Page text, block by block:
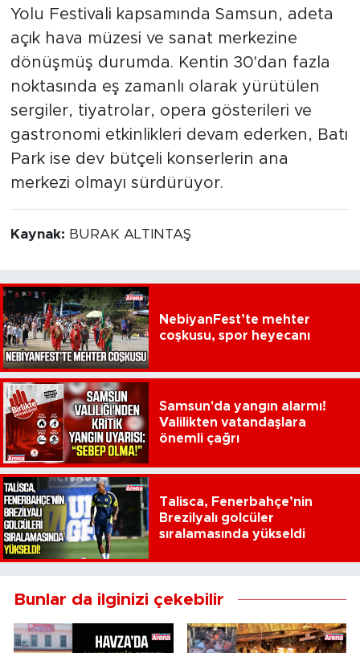
Yolu Festivali kapsamında Samsun, adeta
açık hava müzesi ve sanat merkezine
dönüşmüş durumda. Kentin 30'dan fazla
noktasında eş zamanlı olarak yürütülen
sergiler, tiyatrolar, opera gösterileri ve
gastronomi etkinlikleri devam ederken, Batı
Park ise dev bütçeli konserlerin ana
merkezi olmayı sürdürüyor.
Kaynak: BURAK ALTINTAŞ
NebiyanFest’te mehter
coşkusu, spor heyecanı
Samsun'da yangın alarmı!
Valilikten vatandaşlara
önemli çağrı
Talisca, Fenerbahçe’nin
Brezilyalı golcüler
sıralamasında yükseldi
Bunlar da ilginizi çekebilir